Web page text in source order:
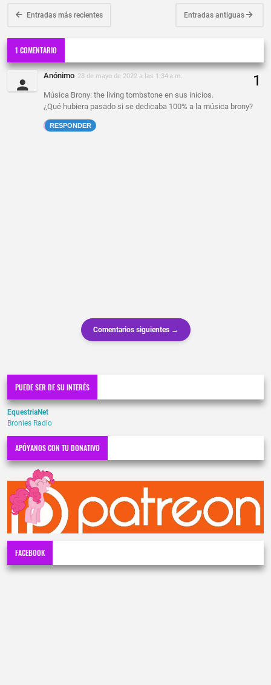
Entradas más recientes Entradas antiguas
1 COMENTARIO
Anónimo 28 de mayo de 2022 a las 1:34 a.m.
Música Brony: the living tombstone en sus inicios.
¿Qué hubiera pasado si se dedicaba 100% a la música brony?
RESPONDER
Comentarios siguientes →
PUEDE SER DE SU INTERÉS
EquestriaNet
Bronies Radio
APÓYANOS CON TU DONATIVO
FACEBOOK